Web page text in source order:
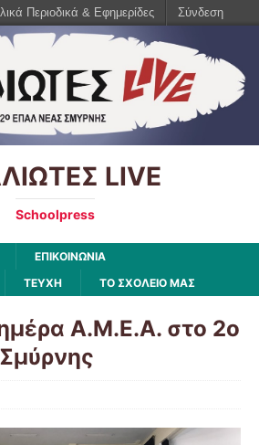
LIVE
Schoolpress
ΕΠΙΚΟΙΝΩΝΙΑ
ΤΕΥΧΗ ΤΟ ΣΧΟΛΕΙΟ ΜΑΣ
Α.Μ.Ε.Α. στο 2ο
Περιοδικά & Εφημερίδες Σύνδεση